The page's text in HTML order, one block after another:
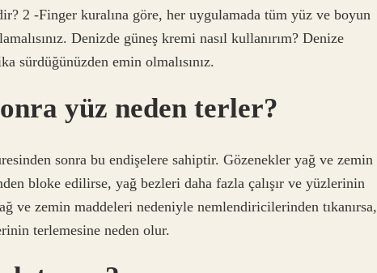
2 -Finger kuralına göre, her uygulamada tüm yüz ve boyun
Denizde güneş kremi nasıl kullanırım? Denize
sürdüğünüzden emin olmalısınız.
yüz neden terler?
sonra bu endişelere sahiptir. Gözenekler yağ ve zemin
bloke edilirse, yağ bezleri daha fazla çalışır ve yüzlerinin
ve zemin maddeleri nedeniyle nemlendiricilerinden tıkanırsa,
terlemesine neden olur.